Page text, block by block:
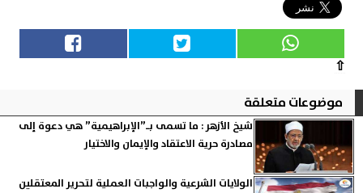
⇧
موضوعات متعلقة
شيخ الأزهر : ما تسمى بـ”الإبراهيمية” هي دعوة إلى
مصادرة حرية الاعتقاد والإيمان والاختيار
الولايات الشرعية والواجبات العملية لتحرير المعتقلين